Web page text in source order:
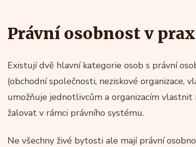
Právní osobnost v
Existují dvě hlavní kategorie osob s právní
(obchodní společnosti, neziskové organizace,
umožňuje jednotlivcům a organizacím
žalovat v rámci právního systému.
Ne všechny živé bytosti ale mají právní